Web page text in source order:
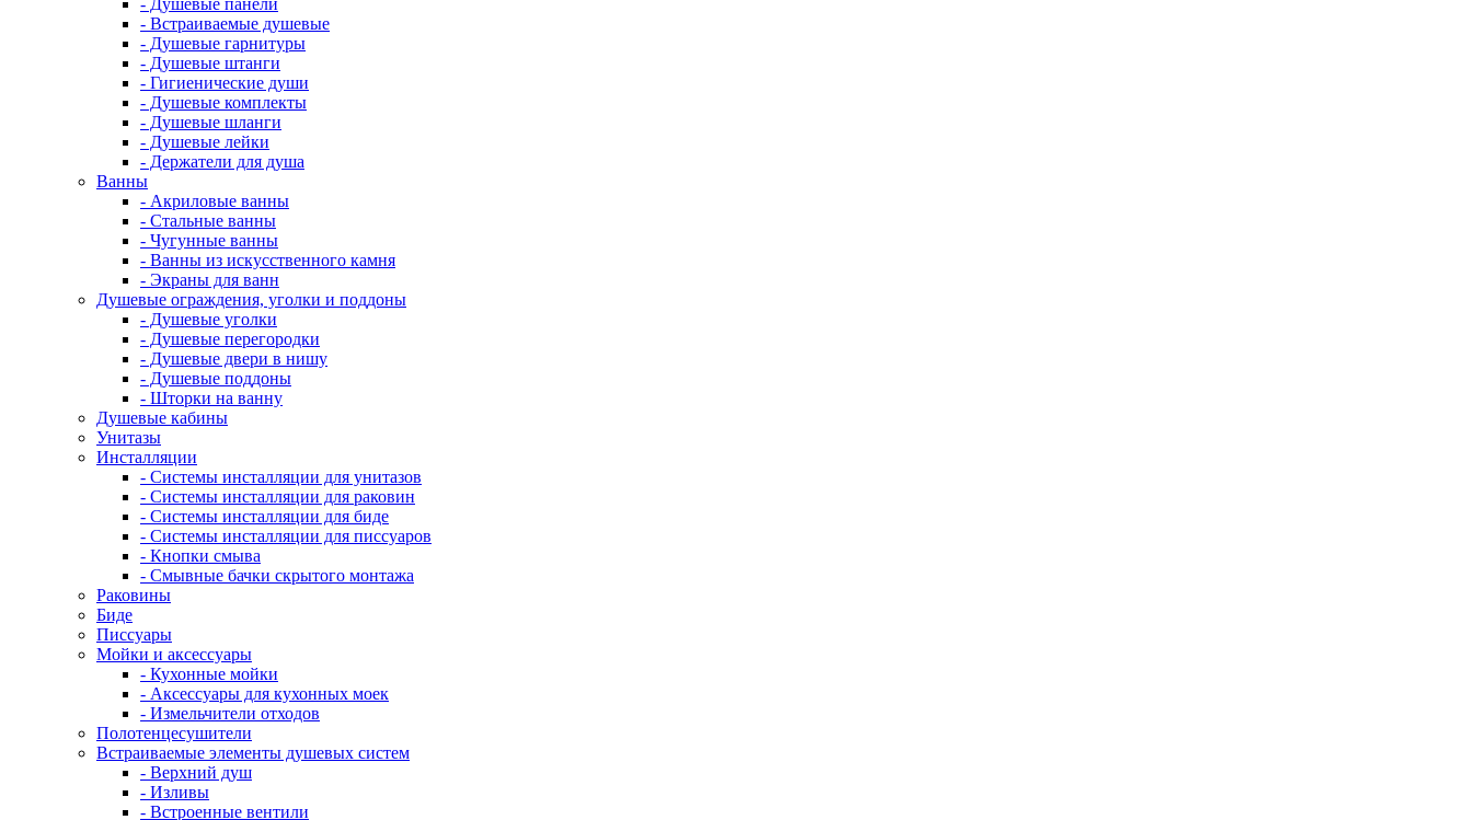
- Душевые панели
- Встраиваемые душевые
- Душевые гарнитуры
- Душевые штанги
- Гигиенические души
- Душевые комплекты
- Душевые шланги
- Душевые лейки
- Держатели для душа
Ванны
- Акриловые ванны
- Стальные ванны
- Чугунные ванны
- Ванны из искусственного камня
- Экраны для ванн
Душевые ограждения, уголки и поддоны
- Душевые уголки
- Душевые перегородки
- Душевые двери в нишу
- Душевые поддоны
- Шторки на ванну
Душевые кабины
Унитазы
Инсталляции
- Системы инсталляции для унитазов
- Системы инсталляции для раковин
- Системы инсталляции для биде
- Системы инсталляции для писсуаров
- Кнопки смыва
- Смывные бачки скрытого монтажа
Раковины
Биде
Писсуары
Мойки и аксессуары
- Кухонные мойки
- Аксессуары для кухонных моек
- Измельчители отходов
Полотенцесушители
Встраиваемые элементы душевых систем
- Верхний душ
- Изливы
- Встроенные вентили